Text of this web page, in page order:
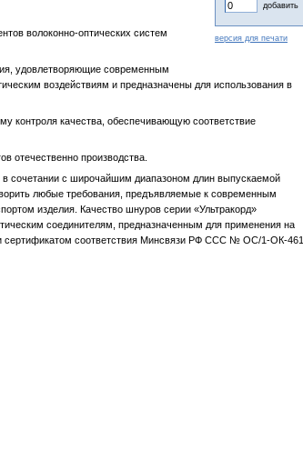
добавить
версия для печати
волоконно-оптических систем
удовлетворяющие современным
воздействиям и предназначены для использования в
контроля качества, обеспечивающую соответствие
отечественно производства.
сочетании с широчайшим диапазоном длин выпускаемой
любые требования, предъявляемые к современным
изделия. Качество шнуров серии «Ультракорд»
соединителям, предназначенным для применения на
соответствия Минсвязи РФ ССС № ОС/1-ОК-461.